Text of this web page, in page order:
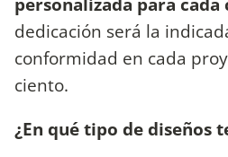
dedicación será la
conformidad en cada
ciento.
¿En qué tipo de diseños